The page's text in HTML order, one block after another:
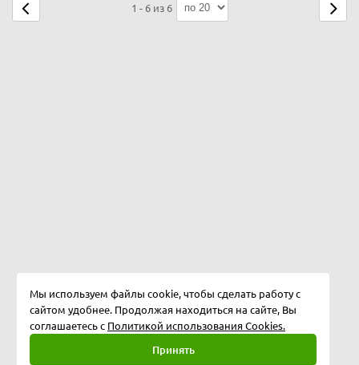
1 - 6 из 6
Мы используем файлы cookie, чтобы сделать работу с
сайтом удобнее. Продолжая находиться на сайте, Вы
соглашаетесь с Политикой использования Cookies.
Принять